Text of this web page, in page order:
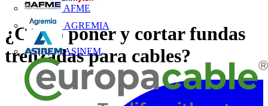
AFME
AGREMIA
ASINEM
¿Cómo poner y cortar fundas
trenzadas para cables?